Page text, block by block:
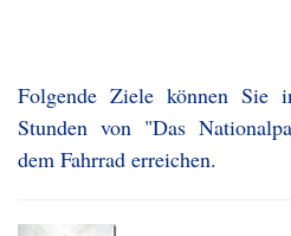
Folgende Ziele können
Stunden von "Das
dem Fahrrad erreichen.